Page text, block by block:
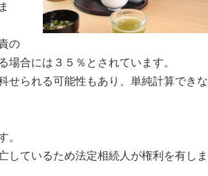
の
合には３５％とされています。
せられる可能性もあり、単純計算できな
。
しているため法定相続人が権利を有しま